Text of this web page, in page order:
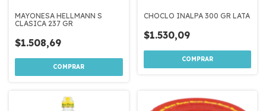
MAYONESA HELLMANN S
CLASICA 237 GR
$1.508,69
CHOCLO INALPA 300 GR LATA
$1.530,09